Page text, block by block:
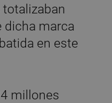
dicha marca
en este
millones